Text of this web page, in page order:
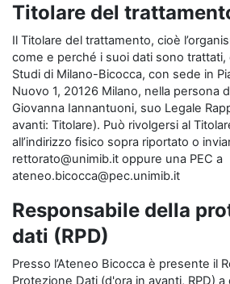
Titolare del
Il Titolare del trattamento, cioè
come e perché i suoi dati sono trattati,
Studi di Milano-Bicocca, con sede in
Nuovo 1, 20126 Milano, nella persona
Giovanna Iannantuoni, suo Legale
avanti: Titolare). Può rivolgersi al
all’indirizzo fisico sopra riportato o
rettorato@unimib.it oppure una PEC a
ateneo.bicocca@pec.unimib.it
Responsabile della
dati (RPD)
Presso l’Ateneo Bicocca è presente il
Protezione Dati (d'ora in avanti, RPD)